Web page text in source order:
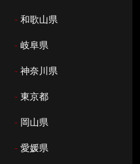
- 和歌山県
- 岐阜県
- 神奈川県
- 東京都
- 岡山県
- 愛媛県